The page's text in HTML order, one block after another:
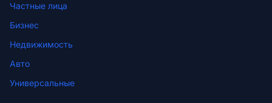
Частные лица
Бизнес
Недвижимость
Авто
Универсальные